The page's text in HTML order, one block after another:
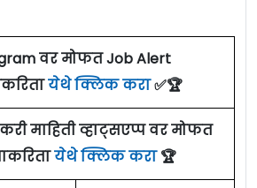
वर मोफत Job Alert
येथे क्लिक करा ✅🏆
माहिती व्हाट्सएप्प वर मोफत
येथे क्लिक करा 🏆